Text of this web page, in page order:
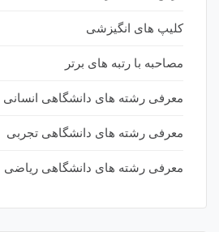
کلیپ های انگیزشی
مصاحبه با رتبه های برتر
معرفی رشته های دانشگاهی انسانی
معرفی رشته های دانشگاهی تجربی
معرفی رشته های دانشگاهی ریاضی